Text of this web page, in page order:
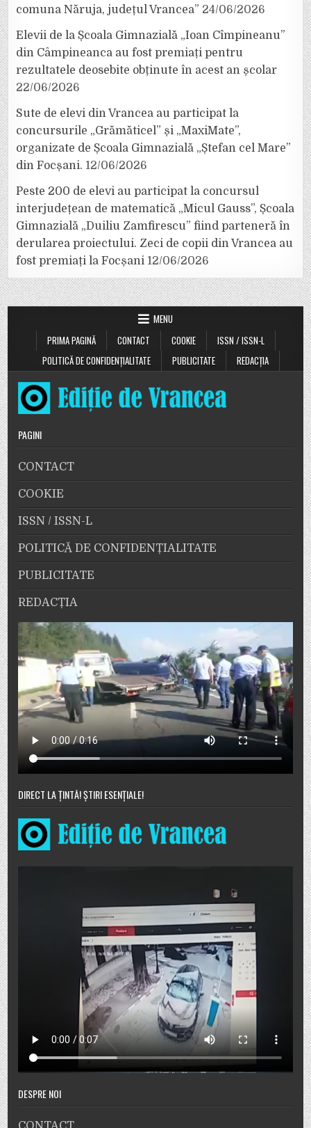
comuna Năruja, județul Vrancea” 24/06/2026
Elevii de la Școala Gimnazială „Ioan Cîmpineanu”
din Câmpineanca au fost premiați pentru
rezultatele deosebite obținute în acest an școlar
22/06/2026
Sute de elevi din Vrancea au participat la
concursurile „Grămăticel” și „MaxiMate”,
organizate de Școala Gimnazială „Ștefan cel Mare”
din Focșani. 12/06/2026
Peste 200 de elevi au participat la concursul
interjudețean de matematică „Micul Gauss”, Școala
Gimnazială „Duiliu Zamfirescu” fiind parteneră în
derularea proiectului. Zeci de copii din Vrancea au
fost premiați la Focșani 12/06/2026
MENU
PRIMA PAGINĂ
CONTACT COOKIE
ISSN / ISSN-L
POLITICĂ DE CONFIDENȚIALITATE
PUBLICITATE REDACȚIA
PAGINI
CONTACT
COOKIE
ISSN / ISSN-L
POLITICĂ DE CONFIDENȚIALITATE
PUBLICITATE
REDACȚIA
DIRECT LA ȚINTĂ! ȘTIRI ESENȚIALE!
DESPRE NOI